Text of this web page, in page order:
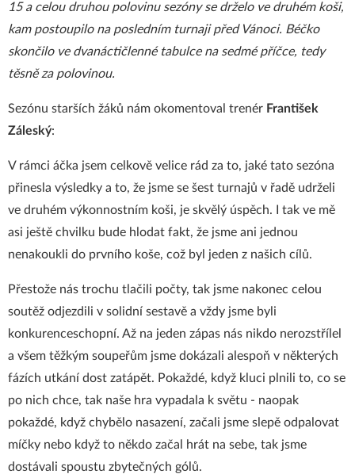
15 a celou druhou polovinu sezóny se drželo ve druhém koši,
kam postoupilo na posledním turnaji před Vánoci. Béčko
skončilo ve dvanáctičlenné tabulce na sedmé příčce, tedy
těsně za polovinou.
Sezónu starších žáků nám okomentoval trenér František
Záleský:
V rámci áčka jsem celkově velice rád za to, jaké tato sezóna
přinesla výsledky a to, že jsme se šest turnajů v řadě udrželi
ve druhém výkonnostním koši, je skvělý úspěch. I tak ve mě
asi ještě chvilku bude hlodat fakt, že jsme ani jednou
nenakoukli do prvního koše, což byl jeden z našich cílů.
Přestože nás trochu tlačili počty, tak jsme nakonec celou
soutěž odjezdili v solidní sestavě a vždy jsme byli
konkurenceschopní. Až na jeden zápas nás nikdo nerozstřílel
a všem těžkým soupeřům jsme dokázali alespoň v některých
fázích utkání dost zatápět. Pokaždé, když kluci plnili to, co se
po nich chce, tak naše hra vypadala k světu - naopak
pokaždé, když chybělo nasazení, začali jsme slepě odpalovat
míčky nebo když to někdo začal hrát na sebe, tak jsme
dostávali spoustu zbytečných gólů.